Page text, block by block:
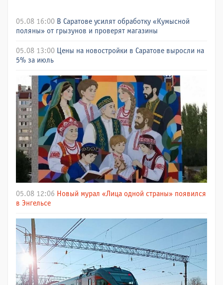
05.08 16:00 В Саратове усилят обработку «Кумысной
поляны» от грызунов и проверят магазины
05.08 13:00 Цены на новостройки в Саратове выросли на
5% за июль
05.08 12:06 Новый мурал «Лица одной страны» появился
в Энгельсе